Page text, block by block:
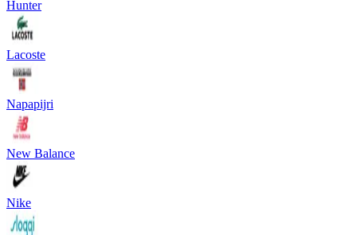
Hunter
Lacoste
Napapijri
New Balance
Nike